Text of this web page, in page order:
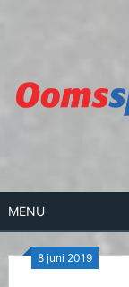
MENU
8 juni 2019